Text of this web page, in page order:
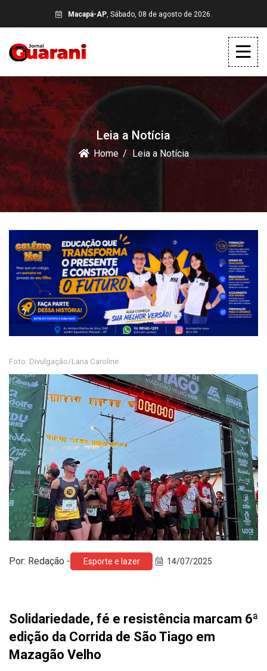
Macapá-AP, Sábado, 08 de agosto de 2026.
Leia a Notícia
Home Leia a Notícia
Foto: Divulgação/Lana Caroline
Por: Redação - Esporte e lazer 14/07/2025
Solidariedade, fé e resistência marcam 6ª
edição da Corrida de São Tiago em
Mazagão Velho